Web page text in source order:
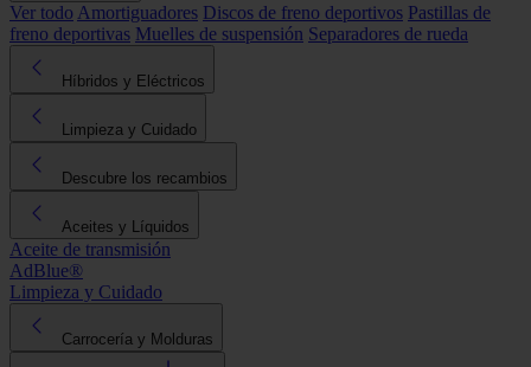
Ver todo Amortiguadores Discos de freno deportivos Pastillas de
freno deportivas Muelles de suspensión Separadores de rueda
Híbridos y Eléctricos
Limpieza y Cuidado
Descubre los recambios
Aceites y Líquidos
Aceite de transmisión
AdBlue®
Limpieza y Cuidado
Carrocería y Molduras